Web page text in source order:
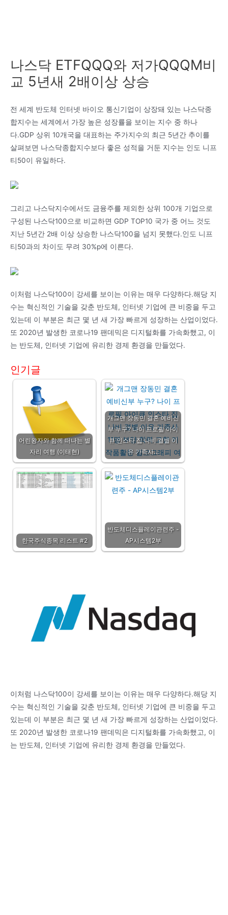
나스닥 ETFQQQ와 저가QQQM비
교 5년새 2배이상 상승
전 세계 반도체 인터넷 바이오 통신기업이 상장돼 있는 나스닥종
합지수는 세계에서 가장 높은 성장률을 보이는 지수 중 하나
다.GDP 상위 10개국을 대표하는 주가지수의 최근 5년간 추이를
살펴보면 나스닥종합지수보다 좋은 성적을 거둔 지수는 인도 니프
티50이 유일하다.
그리고 나스닥지수에서도 금융주를 제외한 상위 100개 기업으로
구성된 나스닥100으로 비교하면 GDP TOP10 국가 중 어느 것도
지난 5년간 2배 이상 상승한 나스닥100을 넘지 못했다.인도 니프
티50과의 차이도 무려 30%p에 이른다.
이처럼 나스닥100이 강세를 보이는 이유는 매우 다양하다.해당 지
수는 혁신적인 기술을 갖춘 반도체, 인터넷 기업에 큰 비중을 두고
있는데 이 부분은 최근 몇 년 새 가장 빠르게 성장하는 산업이었다.
또 2020년 발생한 코로나19 팬데믹은 디지털화를 가속화했고, 이
는 반도체, 인터넷 기업에 유리한 경제 환경을 만들었다.
인기글
어린왕자와 함께 떠나는 별
자리 여행 (이태현)
개그맨 장동민 결혼 예비신
부 누구? 나이 프로필 아이
큐 인스타 집 나비 결별 이
유 가족사…
한국주식종목 리스트 #2
반도체디스플레이관련주 -
AP시스템2부
이처럼 나스닥100이 강세를 보이는 이유는 매우 다양하다.해당 지
수는 혁신적인 기술을 갖춘 반도체, 인터넷 기업에 큰 비중을 두고
있는데 이 부분은 최근 몇 년 새 가장 빠르게 성장하는 산업이었다.
또 2020년 발생한 코로나19 팬데믹은 디지털화를 가속화했고, 이
는 반도체, 인터넷 기업에 유리한 경제 환경을 만들었다.